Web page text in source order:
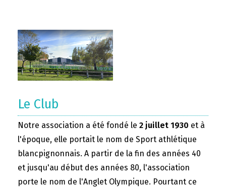
Le Club
Notre association a été fondé le 2 juillet 1930 et à
l'époque, elle portait le nom de Sport athlétique
blancpignonnais. A partir de la fin des années 40
et jusqu'au début des années 80, l'association
porte le nom de l'Anglet Olympique. Pourtant ce